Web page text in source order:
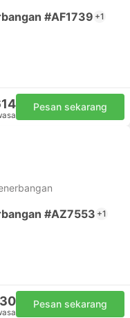
#AF1739 +1
Pesan sekarang
#AZ7553 +1
Pesan sekarang